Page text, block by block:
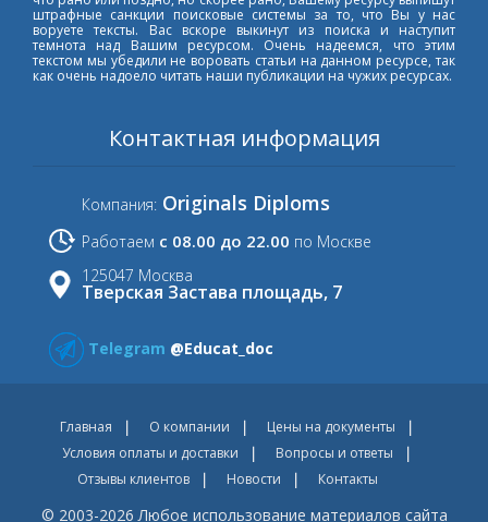
штрафные санкции поисковые системы за то, что Вы у нас
воруете тексты. Вас вскоре выкинут из поиска и наступит
темнота над Вашим ресурсом. Очень надеемся, что этим
текстом мы убедили не воровать статьи на данном ресурсе, так
как очень надоело читать наши публикации на чужих ресурсах.
Контактная информация
Компания: Originals Diploms
Работаем с 08.00 до 22.00 по Москве
125047 Москва
Тверская Застава площадь, 7
Telegram @Educat_doc
Главная О компании
Цены на документы
Условия оплаты и доставки
Вопросы и ответы
Отзывы клиентов
Новости Контакты
© 2003-2026 Любое использование материалов сайта